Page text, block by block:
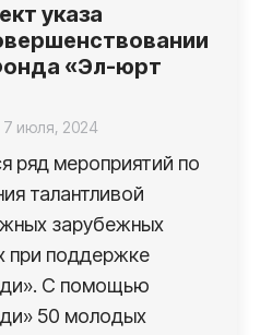
указа
«Эл-юрт
7 июля, 2024
ряд мероприятий по
талантливой
зарубежных
при поддержке
С помощью
50 молодых